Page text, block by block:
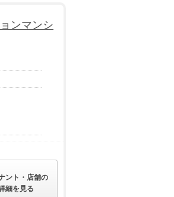
ンマンシ
ント・店舗の
細を見る